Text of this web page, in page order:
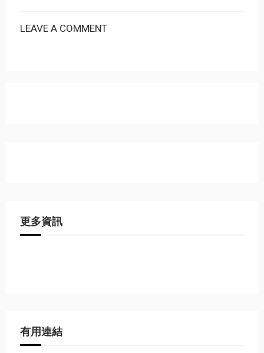
LEAVE A COMMENT
更多資訊
有用連結